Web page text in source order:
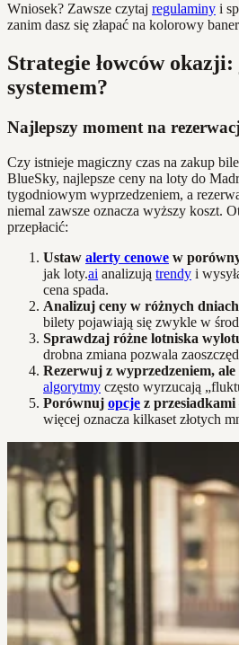
Wniosek? Zawsze czytaj regulaminy i
zanim dasz się złapać na kolorowy
Strategie łowców
systemem?
Najlepszy moment na
Czy istnieje magiczny czas na zakup
BlueSky, najlepsze ceny na loty do
tygodniowym wyprzedzeniem, a
niemal zawsze oznacza wyższy koszt.
przepłacić:
Ustaw alerty cenowe w
jak loty.ai analizują trendy i
cena spada.
Analizuj ceny w różnych
bilety pojawiają się zwykle w
Sprawdzaj różne lotniska
drobna zmiana pozwala
Rezerwuj z wyprzedzeniem,
algorytmy często wyrzucają
Porównuj opcje z przesiadkami
więcej oznacza kilkaset złotych